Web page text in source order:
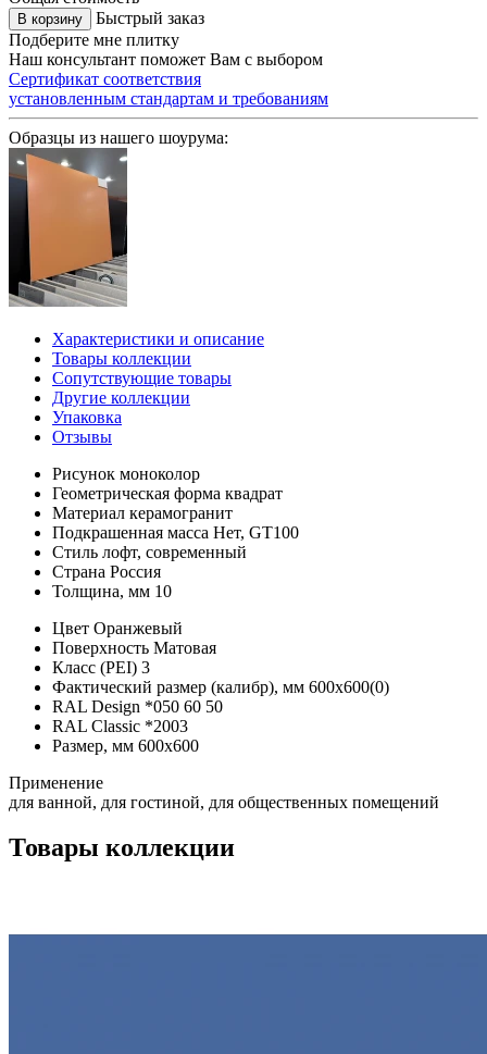
В корзину
Быстрый заказ
Подберите мне плитку
Наш консультант поможет Вам с выбором
Сертификат соответствия
установленным стандартам и требованиям
Образцы из нашего шоурума:
Характеристики и описание
Товары коллекции
Сопутствующие товары
Другие коллекции
Упаковка
Отзывы
Рисунок моноколор
Геометрическая форма квадрат
Материал керамогранит
Подкрашенная масса Нет, GT100
Стиль лофт, современный
Страна Россия
Толщина, мм 10
Цвет Оранжевый
Поверхность Матовая
Класс (PEI) 3
Фактический размер (калибр), мм 600x600(0)
RAL Design *050 60 50
RAL Classic *2003
Размер, мм 600х600
Применение
для ванной, для гостиной, для общественных помещений
Товары коллекции